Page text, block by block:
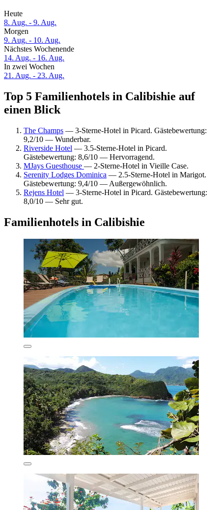
Heute
8. Aug. - 9. Aug.
Morgen
9. Aug. - 10. Aug.
Nächstes Wochenende
14. Aug. - 16. Aug.
In zwei Wochen
21. Aug. - 23. Aug.
Top 5 Familienhotels in Calibishie auf
einen Blick
The Champs — 3-Sterne-Hotel in Picard. Gästebewertung:
9,2/10 — Wunderbar.
Riverside Hotel — 3.5-Sterne-Hotel in Picard.
Gästebewertung: 8,6/10 — Hervorragend.
MJays Guesthouse — 2-Sterne-Hotel in Vieille Case.
Serenity Lodges Dominica — 2.5-Sterne-Hotel in Marigot.
Gästebewertung: 9,4/10 — Außergewöhnlich.
Rejens Hotel — 3-Sterne-Hotel in Picard. Gästebewertung:
8,0/10 — Sehr gut.
Familienhotels in Calibishie